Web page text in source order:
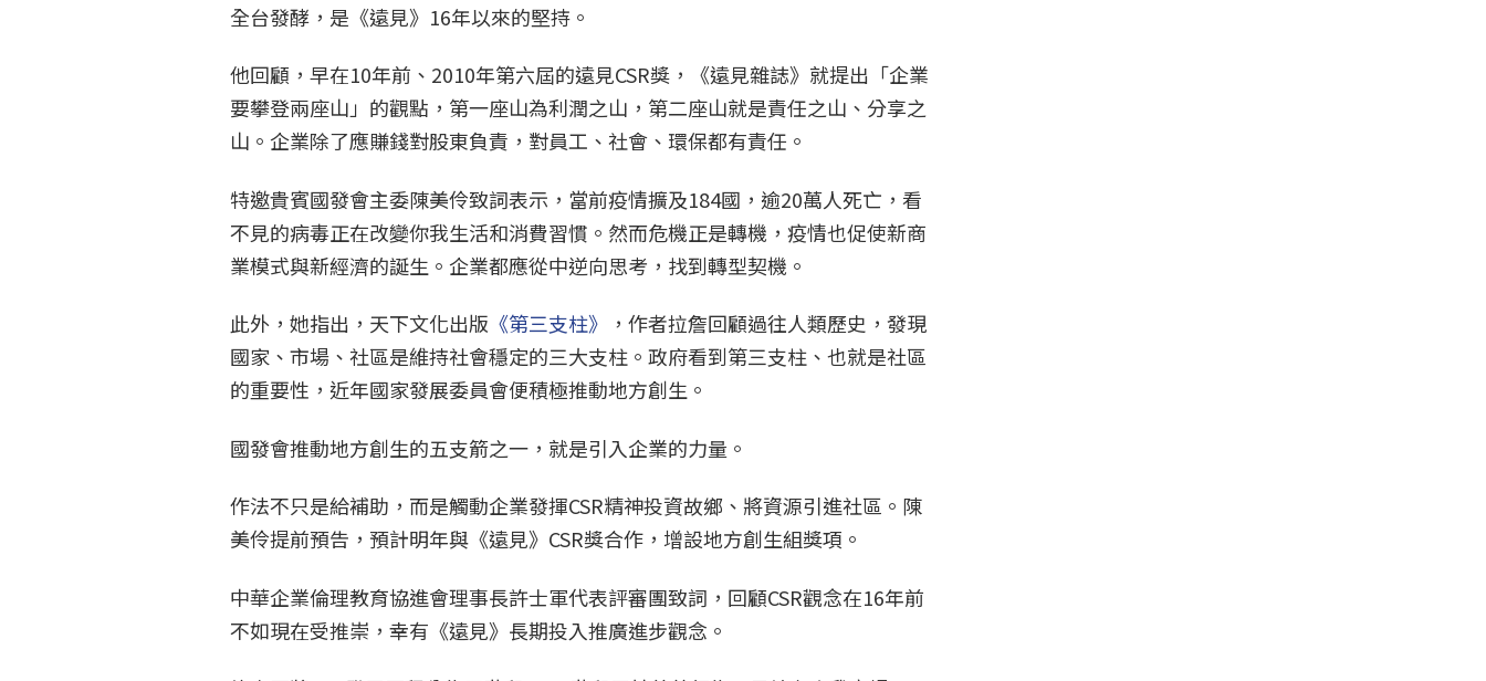
全台發酵，是《遠見》16年以來的堅持。
他回顧，早在10年前、2010年第六屆的遠見CSR獎，《遠見雜誌》就提出「企業
要攀登兩座山」的觀點，第一座山為利潤之山，第二座山就是責任之山、分享之
山。企業除了應賺錢對股東負責，對員工、社會、環保都有責任。
特邀貴賓國發會主委陳美伶致詞表示，當前疫情擴及184國，逾20萬人死亡，看
不見的病毒正在改變你我生活和消費習慣。然而危機正是轉機，疫情也促使新商
業模式與新經濟的誕生。企業都應從中逆向思考，找到轉型契機。
此外，她指出，天下文化出版 《第三支柱》
，作者拉詹回顧過往人類歷史，發現
國家、市場、社區是維持社會穩定的三大支柱。政府看到第三支柱、也就是社區
的重要性，近年國家發展委員會便積極推動地方創生。
國發會推動地方創生的五支箭之一，就是引入企業的力量。
作法不只是給補助，而是觸動企業發揮CSR精神投資故鄉、將資源引進社區。陳
美伶提前預告，預計明年與《遠見》CSR獎合作，增設地方創生組獎項。
中華企業倫理教育協進會理事長許士軍代表評審團致詞，回顧CSR觀念在16年前
不如現在受推崇，幸有《遠見》長期投入推廣進步觀念。